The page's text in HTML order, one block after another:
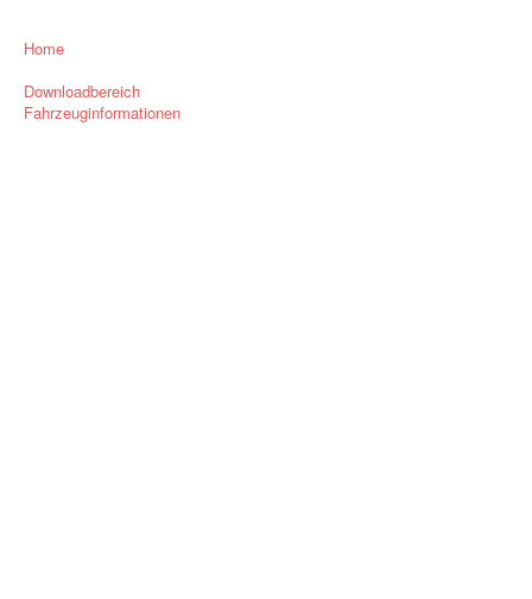
Home
Downloadbereich
Fahrzeuginformationen